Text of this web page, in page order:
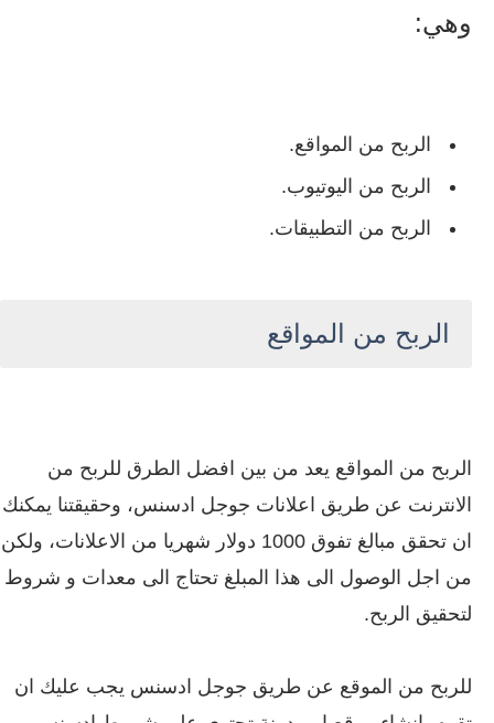
وهي:
الربح من المواقع.
الربح من اليوتيوب.
الربح من التطبيقات.
الربح من المواقع
الربح من المواقع يعد من بين افضل الطرق للربح من
الانترنت عن طريق اعلانات جوجل ادسنس، وحقيقتنا يمكنك
ان تحقق مبالغ تفوق 1000 دولار شهريا من الاعلانات، ولكن
من اجل الوصول الى هذا المبلغ تحتاج الى معدات و شروط
لتحقيق الربح.
للربح من الموقع عن طريق جوجل ادسنس يجب عليك ان